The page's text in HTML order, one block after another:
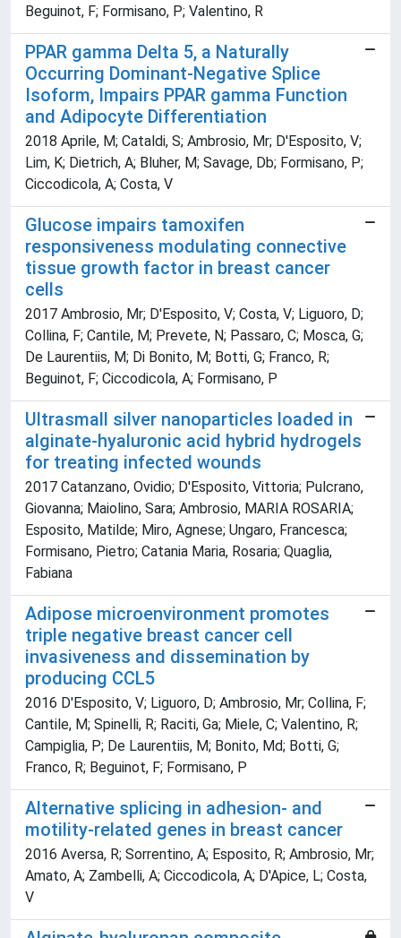
Beguinot, F; Formisano, P; Valentino, R
PPAR gamma Delta 5, a Naturally
Occurring Dominant-Negative Splice
Isoform, Impairs PPAR gamma Function
and Adipocyte Differentiation
2018 Aprile, M; Cataldi, S; Ambrosio, Mr; D'Esposito, V;
Lim, K; Dietrich, A; Bluher, M; Savage, Db; Formisano, P;
Ciccodicola, A; Costa, V
Glucose impairs tamoxifen
responsiveness modulating connective
tissue growth factor in breast cancer
cells
2017 Ambrosio, Mr; D'Esposito, V; Costa, V; Liguoro, D;
Collina, F; Cantile, M; Prevete, N; Passaro, C; Mosca, G;
De Laurentiis, M; Di Bonito, M; Botti, G; Franco, R;
Beguinot, F; Ciccodicola, A; Formisano, P
Ultrasmall silver nanoparticles loaded in
alginate-hyaluronic acid hybrid hydrogels
for treating infected wounds
2017 Catanzano, Ovidio; D'Esposito, Vittoria; Pulcrano,
Giovanna; Maiolino, Sara; Ambrosio, MARIA ROSARIA;
Esposito, Matilde; Miro, Agnese; Ungaro, Francesca;
Formisano, Pietro; Catania Maria, Rosaria; Quaglia,
Fabiana
Adipose microenvironment promotes
triple negative breast cancer cell
invasiveness and dissemination by
producing CCL5
2016 D'Esposito, V; Liguoro, D; Ambrosio, Mr; Collina, F;
Cantile, M; Spinelli, R; Raciti, Ga; Miele, C; Valentino, R;
Campiglia, P; De Laurentiis, M; Bonito, Md; Botti, G;
Franco, R; Beguinot, F; Formisano, P
Alternative splicing in adhesion- and
motility-related genes in breast cancer
2016 Aversa, R; Sorrentino, A; Esposito, R; Ambrosio, Mr;
Amato, A; Zambelli, A; Ciccodicola, A; D'Apice, L; Costa,
V